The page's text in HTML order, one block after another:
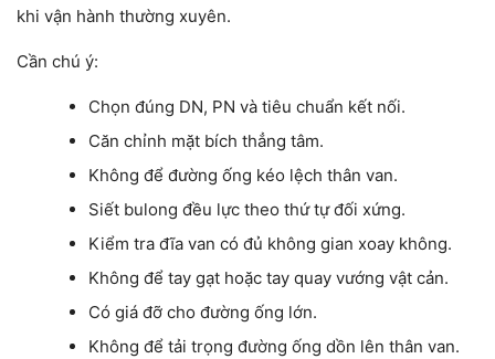
khi vận hành thường xuyên.
Cần chú ý:
Chọn đúng DN, PN và tiêu chuẩn kết nối.
Căn chỉnh mặt bích thẳng tâm.
Không để đường ống kéo lệch thân van.
Siết bulong đều lực theo thứ tự đối xứng.
Kiểm tra đĩa van có đủ không gian xoay không.
Không để tay gạt hoặc tay quay vướng vật cản.
Có giá đỡ cho đường ống lớn.
Không để tải trọng đường ống dồn lên thân van.